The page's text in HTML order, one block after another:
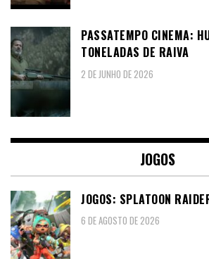
PASSATEMPO CINEMA:
TONELADAS DE RAIVA
2 DE JUNHO DE 2026
JOGOS
JOGOS: SPLATOON
6 DE AGOSTO DE 2026